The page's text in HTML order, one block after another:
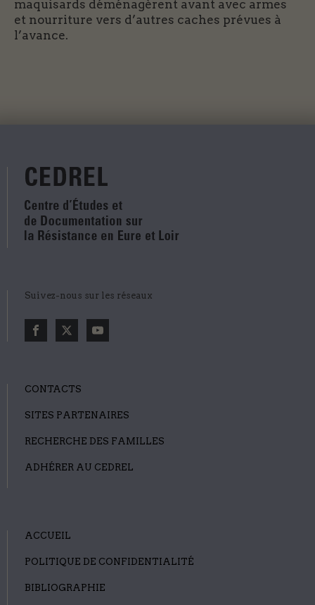
maquisards déménagèrent avant avec armes
et nourriture vers d’autres caches prévues à
l’avance.
Suivez-nous sur les réseaux
CONTACTS
SITES PARTENAIRES
RECHERCHE DES FAMILLES
ADHÉRER AU CEDREL
ACCUEIL
POLITIQUE DE CONFIDENTIALITÉ
BIBLIOGRAPHIE